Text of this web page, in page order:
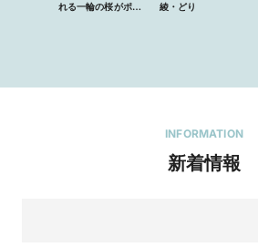
れる一輪の桜がポイ
綾・どり
INFORMATION
新着情報